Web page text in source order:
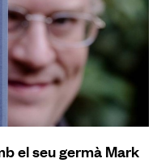
el seu germà Mark